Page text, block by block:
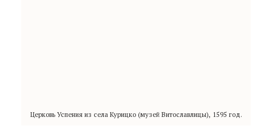
Церковь Успения из села Курицко (музей Витославлицы), 1595 год.